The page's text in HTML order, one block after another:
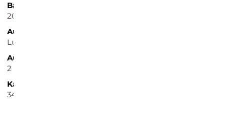
Baujahr
2018
Ausstattung
Luxus
Außen­stellplätze
2
Kaufpreis
349.000 EUR